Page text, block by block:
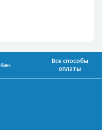
Все способы
оплаты